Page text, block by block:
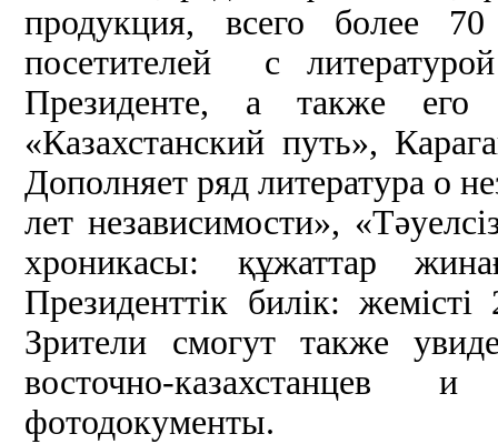
продукция, всего более
посетителей с
Президенте, а также
«Казахстанский путь»,
Дополняет ряд литература о
лет независимости»,
хроникасы: құжаттар
Президенттік билік:
Зрители смогут также
восточно-казахстанцев
фотодокументы.